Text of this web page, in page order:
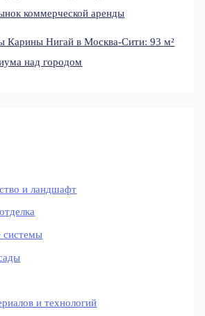
коммерческой аренды
Карины Нигай в Москва-Сити: 93 м²
над городом
и ландшафт
и технологий